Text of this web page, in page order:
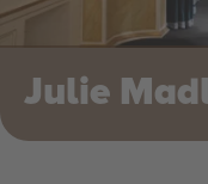
Julie